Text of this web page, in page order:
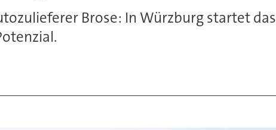
Brose: In Würzburg startet das